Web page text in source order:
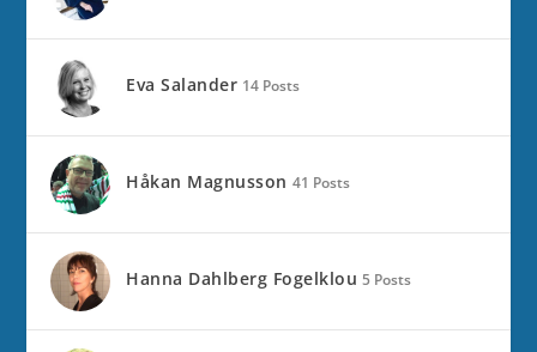
Eva Salander 14 Posts
Håkan Magnusson 41 Posts
Hanna Dahlberg Fogelklou 5 Posts